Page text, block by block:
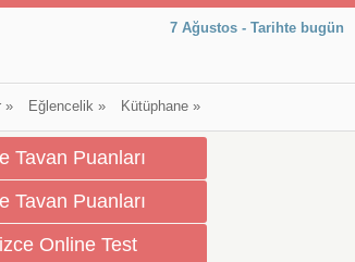
7 Ağustos - Tarihte bugün
» Eğlencelik» Kütüphane»
Tavan Puanları
Tavan Puanları
Online Test